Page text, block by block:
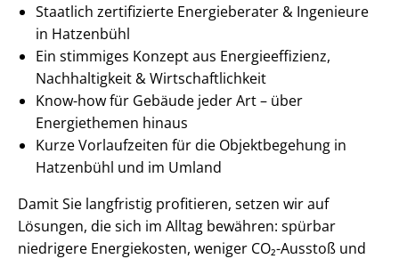
Staatlich zertifizierte Energieberater & Ingenieure
in Hatzenbühl
Ein stimmiges Konzept aus En­er­gie­ef­fi­zi­enz,
Nachhaltigkeit & Wirt­schaft­lich­keit
Know-how für Gebäude jeder Art – über
Energiethemen hinaus
Kurze Vorlaufzeiten für die Objektbegehung in
Hatzenbühl und im Umland
Damit Sie langfristig profitieren, setzen wir auf
Lösungen, die sich im Alltag bewähren: spürbar
niedrigere Energiekosten, weniger CO₂-Ausstoß und